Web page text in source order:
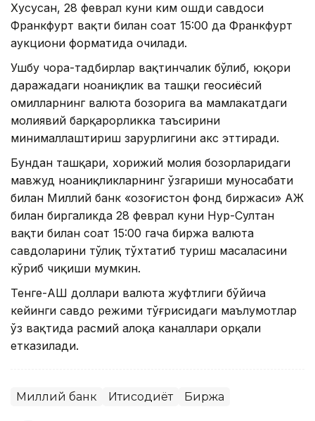
Хусусан, 28 феврал куни ким ошди савдоси
Франкфурт вақти билан соат 15:00 да Франкфурт
аукциони форматида очилади.
Ушбу чора-тадбирлар вақтинчалик бўлиб, юқори
даражадаги ноаниқлик ва ташқи геосиёсий
омилларнинг валюта бозорига ва мамлакатдаги
молиявий барқарорликка таъсирини
минималлаштириш зарурлигини акс эттиради.
Бундан ташқари, хорижий молия бозорларидаги
мавжуд ноаниқликларнинг ўзгариши муносабати
билан Миллий банк «Қозоғистон фонд биржаси» АЖ
билан биргаликда 28 феврал куни Нур-Султан
вақти билан соат 15:00 гача биржа валюта
савдоларини тўлиқ тўхтатиб туриш масаласини
кўриб чиқиши мумкин.
Тенге-АҚШ доллари валюта жуфтлиги бўйича
кейинги савдо режими тўғрисидаги маълумотлар
ўз вақтида расмий алоқа каналлари орқали
етказилади.
Миллий банк Иқтисодиёт Биржа